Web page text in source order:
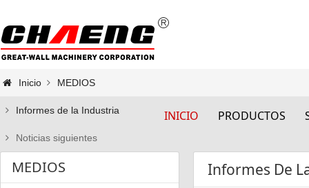
INICIO PRODUCTOS
Inicio MEDIOS
Informes de la Industria
Noticias siguientes
MEDIOS
Informes De